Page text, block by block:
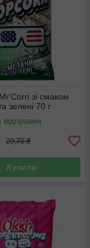
зі смаком
зелені 70 г
29,70 ₴
Купити